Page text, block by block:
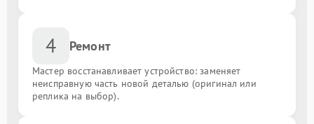
4 Ремонт
Мастер восстанавливает устройство: заменяет
неисправную часть новой деталью (оригинал или
реплика на выбор).